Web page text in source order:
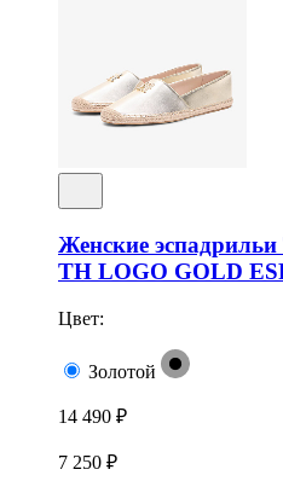
Женские
TH LOGO GOLD
Цвет:
Золотой
14 490 ₽
7 250 ₽